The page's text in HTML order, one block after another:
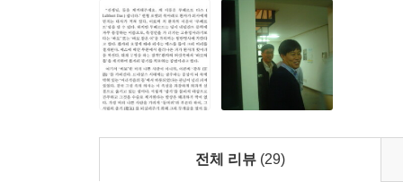
영적 울림에 가까운 푼크툼의 효과를 주는 것은
네덜란드의 자유로운 분위기를 스페인의 군대가
까치가 앉은 그 그림만 남기고 자신의 작품을 모
변주곡일까? 지금 겪는 이 반복이 비극인지 희극
흔적을 남겨놓는다. 신변을 둘러싼 온갖 번잡함
진중권! 12점의 그림으로 자신의 내면을 이야기하
전체 리뷰 (29)